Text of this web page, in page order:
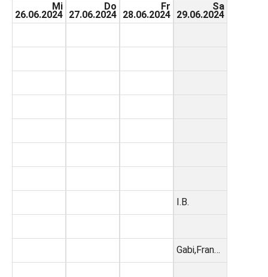
Mi
26.06.2024
Do
27.06.2024
Fr
28.06.2024
Sa
29.06.2024
I.B.
Gabi,Fran…